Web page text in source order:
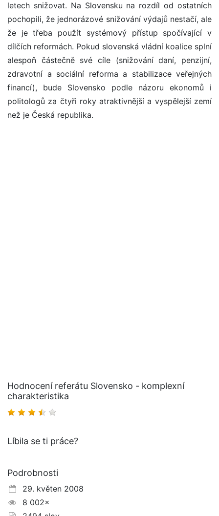
letech snižovat. Na Slovensku na rozdíl od ostatních
pochopili, že jednorázové snižování výdajů nestačí, ale
že je třeba použít systémový přístup spočívající v
dílčích reformách. Pokud slovenská vládní koalice splní
alespoň částečně své cíle (snižování daní, penzijní,
zdravotní a sociální reforma a stabilizace veřejných
financí), bude Slovensko podle názoru ekonomů i
politologů za čtyři roky atraktivnější a vyspělejší zemí
než je Česká republika.
Hodnocení referátu Slovensko - komplexní
charakteristika
Líbila se ti práce?
Podrobnosti
29. květen 2008
8 002×